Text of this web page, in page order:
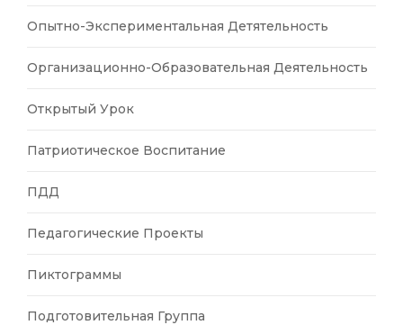
Опытно-Экспериментальная Детятельность
Организационно-Образовательная Деятельность
Открытый Урок
Патриотическое Воспитание
ПДД
Педагогические Проекты
Пиктограммы
Подготовительная Группа